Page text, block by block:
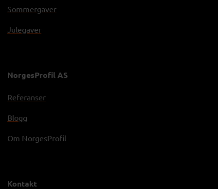
Sommergaver
Julegaver
NorgesProfil AS
Referanser
Blogg
Om NorgesProfil
Kontakt